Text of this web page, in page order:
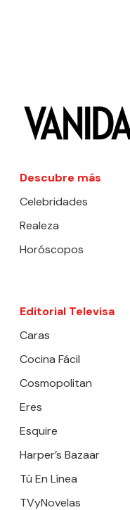
Descubre más
Celebridades
Realeza
Horóscopos
Editorial Televisa
Caras
Cocina Fácil
Cosmopolitan
Eres
Esquire
Harper’s Bazaar
Tú En Línea
TVyNovelas